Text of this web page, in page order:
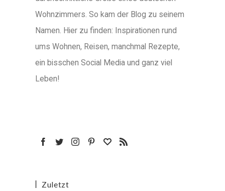
Wohnzimmers. So kam der Blog zu seinem
Namen. Hier zu finden: Inspirationen rund
ums Wohnen, Reisen, manchmal Rezepte,
ein bisschen Social Media und ganz viel
Leben!
Zuletzt